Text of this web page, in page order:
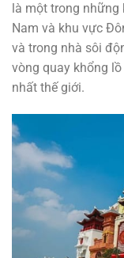
là một trong những
Nam và khu vực
và trong nhà sôi
vòng quay khổng
nhất thế giới.